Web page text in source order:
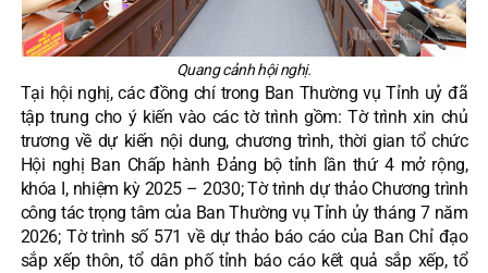
Quang cảnh hội nghị.
Tại hội nghị, các đồng chí trong Ban Thường vụ Tỉnh uỷ đã
tập trung cho ý kiến vào các tờ trình gồm: Tờ trình xin chủ
trương về dự kiến nội dung, chương trình, thời gian tổ chức
Hội nghị Ban Chấp hành Đảng bộ tỉnh lần thứ 4 mở rộng,
khóa I, nhiệm kỳ 2025 – 2030; Tờ trình dự thảo Chương trình
công tác trọng tâm của Ban Thường vụ Tỉnh ủy tháng 7 năm
2026; Tờ trình số 571 về dự thảo báo cáo của Ban Chỉ đạo
sắp xếp thôn, tổ dân phố tỉnh báo cáo kết quả sắp xếp, tổ